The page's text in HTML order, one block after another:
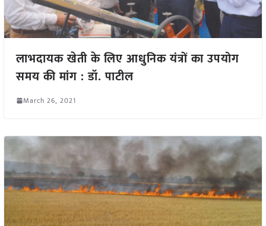
लाभदायक खेती के लिए आधुनिक यंत्रों का उपयोग
समय की मांग : डॉ. पाटील
March 26, 2021